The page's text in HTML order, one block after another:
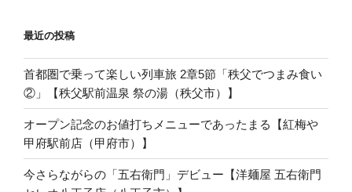
最近の投稿
首都圏で乗って楽しい列車旅 2章5節「秩父でつまみ食い
②」【秩父駅前温泉 祭の湯（秩父市）】
オープン記念のお値打ちメニューであったまる【紅梅や
甲府駅前店（甲府市）】
今さらながらの「五右衛門」デビュー【洋麺屋 五右衛門